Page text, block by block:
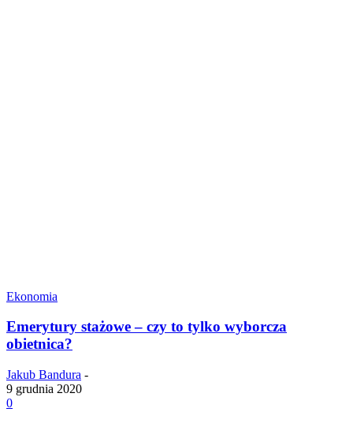
Ekonomia
Emerytury stażowe – czy to tylko wyborcza
obietnica?
Jakub Bandura -
9 grudnia 2020
0